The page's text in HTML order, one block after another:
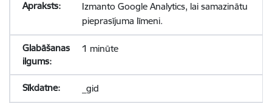
Izmanto Google Analytics, lai samazinātu
pieprasījuma līmeni.
1 minūte
_gid